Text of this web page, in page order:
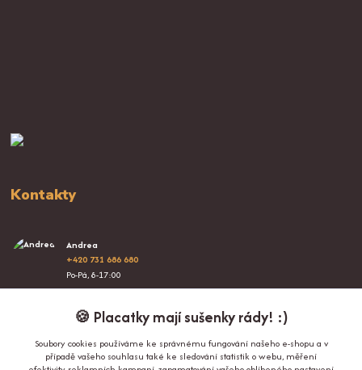
Kontakty
Andrea
+420 731 686 680
Po-Pá, 8-17:00
🍪 Placatky mají sušenky rády! :)
Soubory cookies používáme ke správnému fungování našeho e-shopu a v
případě vašeho souhlasu také ke sledování statistik o webu, měření